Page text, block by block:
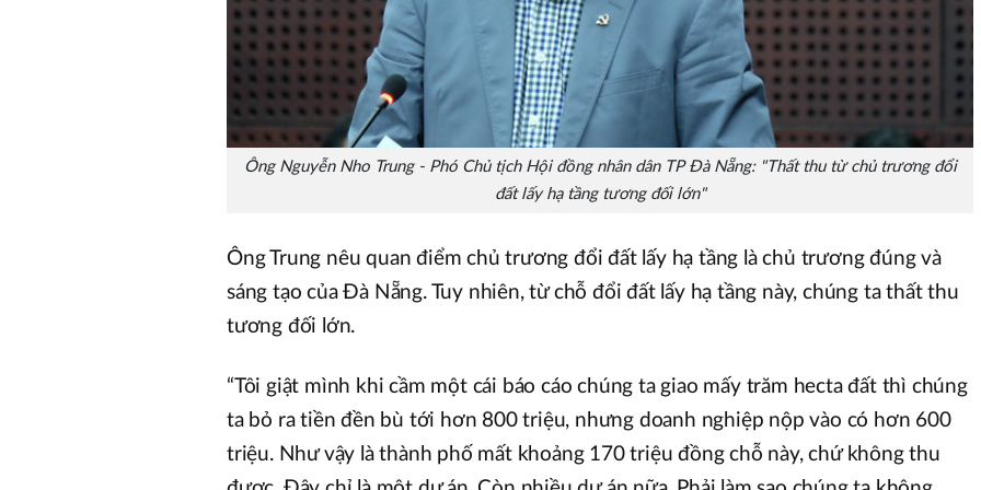
Ông Nguyễn Nho Trung - Phó Chủ tịch Hội đồng nhân dân TP Đà Nẵng: "Thất thu từ chủ trương đổi
đất lấy hạ tầng tương đối lớn"
Ông Trung nêu quan điểm chủ trương đổi đất lấy hạ tầng là chủ trương đúng và
sáng tạo của Đà Nẵng. Tuy nhiên, từ chỗ đổi đất lấy hạ tầng này, chúng ta thất thu
tương đối lớn.
“Tôi giật mình khi cầm một cái báo cáo chúng ta giao mấy trăm hecta đất thì chúng
ta bỏ ra tiền đền bù tới hơn 800 triệu, nhưng doanh nghiệp nộp vào có hơn 600
triệu. Như vậy là thành phố mất khoảng 170 triệu đồng chỗ này, chứ không thu